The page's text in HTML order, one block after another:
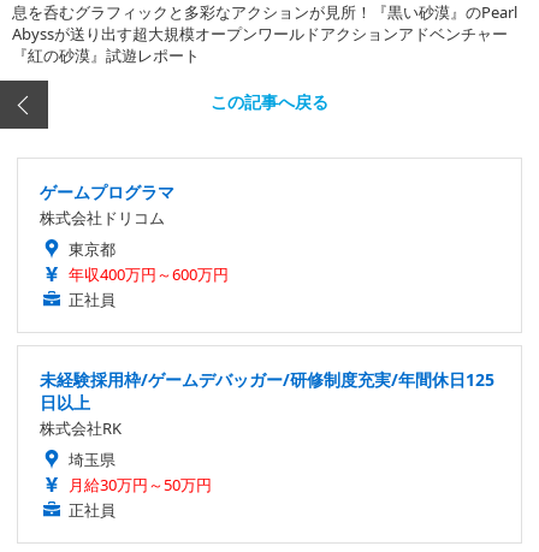
息を呑むグラフィックと多彩なアクションが見所！『黒い砂漠』のPearl
Abyssが送り出す超大規模オープンワールドアクションアドベンチャー
『紅の砂漠』試遊レポート
この記事へ戻る
ゲームプログラマ
株式会社ドリコム
東京都
年収400万円～600万円
正社員
未経験採用枠/ゲームデバッガー/研修制度充実/年間休日125
日以上
株式会社RK
埼玉県
月給30万円～50万円
正社員